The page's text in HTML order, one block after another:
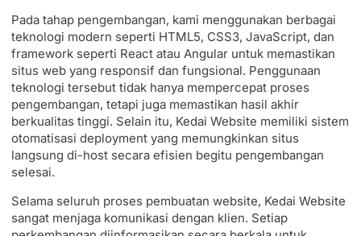
Pada tahap pengembangan, kami menggunakan berbagai
teknologi modern seperti HTML5, CSS3, JavaScript, dan
framework seperti React atau Angular untuk memastikan
situs web yang responsif dan fungsional. Penggunaan
teknologi tersebut tidak hanya mempercepat proses
pengembangan, tetapi juga memastikan hasil akhir
berkualitas tinggi. Selain itu, Kedai Website memiliki sistem
otomatisasi deployment yang memungkinkan situs
langsung di-host secara efisien begitu pengembangan
selesai.
Selama seluruh proses pembuatan website, Kedai Website
sangat menjaga komunikasi dengan klien. Setiap